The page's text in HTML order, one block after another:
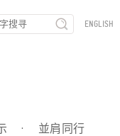
· 並肩同行
ENGLISH